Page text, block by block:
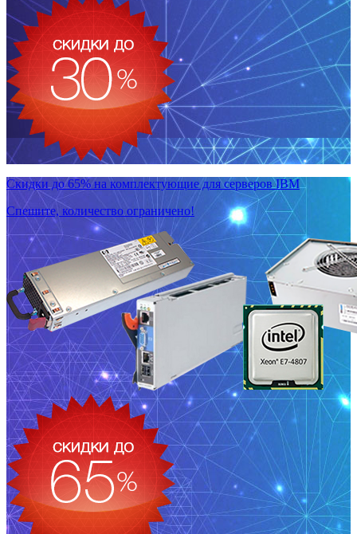
Скидки до 65% на комплектующие для серверов IBM
Спешите, количество ограничено!